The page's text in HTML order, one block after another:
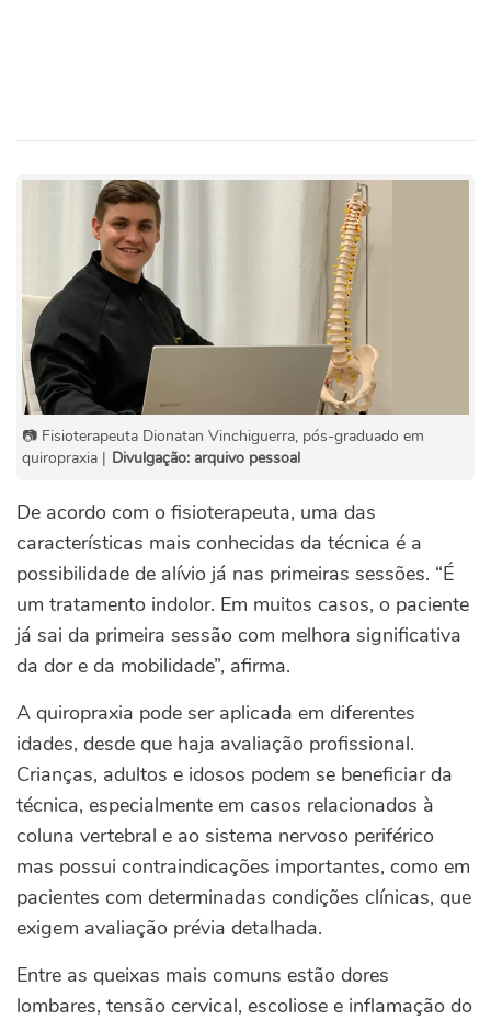
📷 Fisioterapeuta Dionatan Vinchiguerra, pós-graduado em
quiropraxia | Divulgação: arquivo pessoal
De acordo com o fisioterapeuta, uma das
características mais conhecidas da técnica é a
possibilidade de alívio já nas primeiras sessões. “É
um tratamento indolor. Em muitos casos, o paciente
já sai da primeira sessão com melhora significativa
da dor e da mobilidade”, afirma.
A quiropraxia pode ser aplicada em diferentes
idades, desde que haja avaliação profissional.
Crianças, adultos e idosos podem se beneficiar da
técnica, especialmente em casos relacionados à
coluna vertebral e ao sistema nervoso periférico
mas possui contraindicações importantes, como em
pacientes com determinadas condições clínicas, que
exigem avaliação prévia detalhada.
Entre as queixas mais comuns estão dores
lombares, tensão cervical, escoliose e inflamação do